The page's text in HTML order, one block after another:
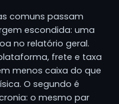
comuns passam
escondida: uma
no relatório geral.
frete e taxa
menos caixa do que
O segundo é
o mesmo par